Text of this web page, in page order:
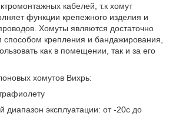
кабелей, т.к хомут
функции крепежного изделия и
Хомуты являются достаточно
крепления и бандажирования,
как в помещении, так и за его
хомутов Вихрь:
диапазон эксплуатации: от -20с до